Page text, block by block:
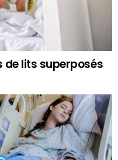
de lits superposés